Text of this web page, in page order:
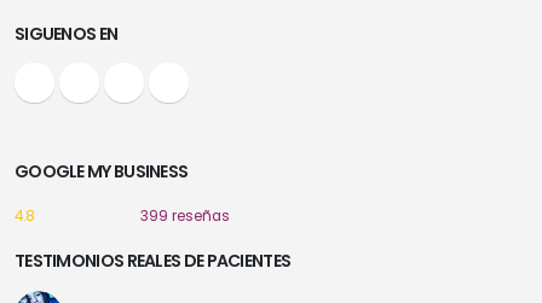
SIGUENOS EN
GOOGLE MY BUSINESS
4.8 399 reseñas
TESTIMONIOS REALES DE PACIENTES